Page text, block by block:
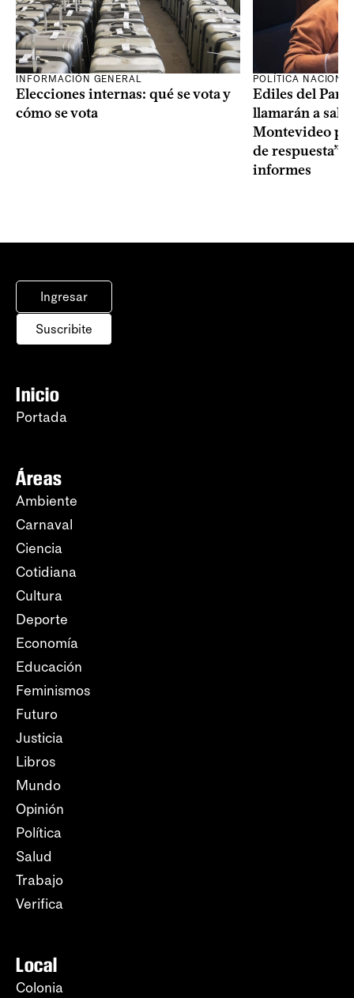
INFORMACIÓN GENERAL
Elecciones internas: qué se vota y
cómo se vota
POLÍTICA
Ediles del
llamarán a sala
Montevideo
de respuesta”
informes
Ingresar
Suscribite
Inicio
Portada
Áreas
Ambiente
Carnaval
Ciencia
Cotidiana
Cultura
Deporte
Economía
Educación
Feminismos
Futuro
Justicia
Libros
Mundo
Opinión
Política
Salud
Trabajo
Verifica
Local
Colonia